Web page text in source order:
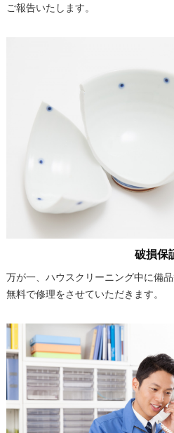
ご報告いたします。
破損保
万が一、ハウスクリーニング中に備
無料で修理をさせていただきます。